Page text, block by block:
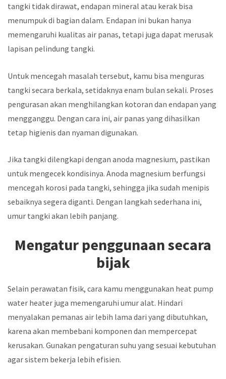
tangki tidak dirawat, endapan mineral atau kerak bisa
menumpuk di bagian dalam. Endapan ini bukan hanya
memengaruhi kualitas air panas, tetapi juga dapat merusak
lapisan pelindung tangki.
Untuk mencegah masalah tersebut, kamu bisa menguras
tangki secara berkala, setidaknya enam bulan sekali. Proses
pengurasan akan menghilangkan kotoran dan endapan yang
mengganggu. Dengan cara ini, air panas yang dihasilkan
tetap higienis dan nyaman digunakan.
Jika tangki dilengkapi dengan anoda magnesium, pastikan
untuk mengecek kondisinya. Anoda magnesium berfungsi
mencegah korosi pada tangki, sehingga jika sudah menipis
sebaiknya segera diganti. Dengan langkah sederhana ini,
umur tangki akan lebih panjang.
Mengatur penggunaan secara
bijak
Selain perawatan fisik, cara kamu menggunakan heat pump
water heater juga memengaruhi umur alat. Hindari
menyalakan pemanas air lebih lama dari yang dibutuhkan,
karena akan membebani komponen dan mempercepat
kerusakan. Gunakan pengaturan suhu yang sesuai kebutuhan
agar sistem bekerja lebih efisien.